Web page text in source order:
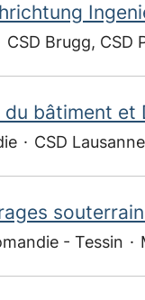
CSD Brugg, CSD
du bâtiment
· CSD
- Tessin ·